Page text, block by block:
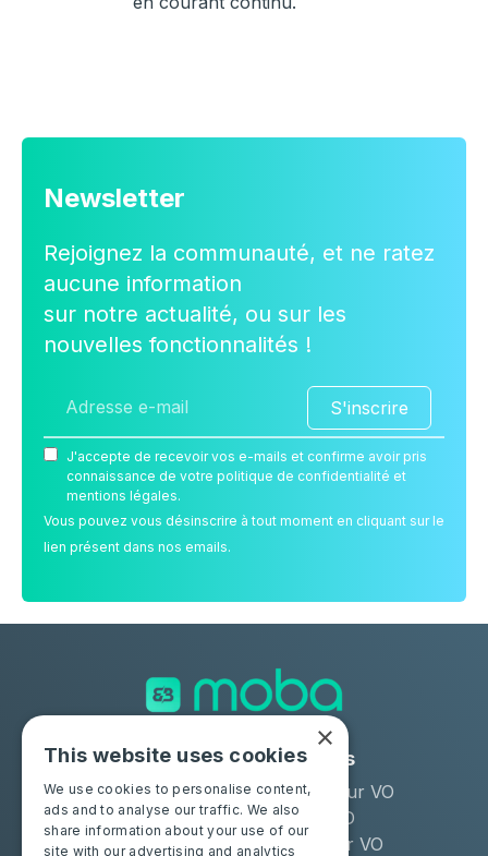
Newsletter
Rejoignez la communauté, et ne ratez
aucune information
sur notre actualité, ou sur les
nouvelles fonctionnalités !
S'inscrire
J'accepte de recevoir vos e-mails et confirme avoir pris
connaissance de votre politique de confidentialité et
mentions légales.
Vous pouvez vous désinscrire à tout moment en cliquant sur le
lien présent dans nos emails.
Solutions
Moba Certify Pro
Boutique
Industries
Remarketeur VO
Loueur LLD
Distributeur VO
×
This website uses cookies
We use cookies to personalise content,
ads and to analyse our traffic. We also
share information about your use of our
site with our advertising and analytics